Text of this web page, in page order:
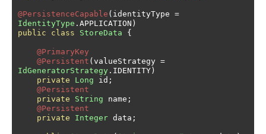
@PersistenceCapable ( identityType =
IdentityType . APPLICATION )
public
class StoreData {
@PrimaryKey
@Persistent ( valueStrategy =
IdGeneratorStrategy . IDENTITY )
private
Long id ;
@Persistent
private
String name ;
@Persistent
private
Integer data ;